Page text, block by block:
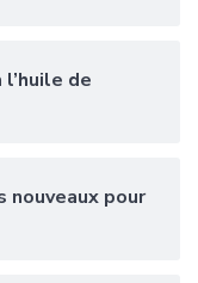
de
nouveaux pour